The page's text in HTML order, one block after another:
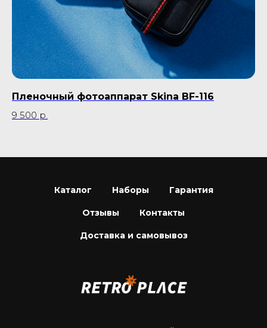
Пленочный фотоаппарат Skina BF-116
9 500 р.
Каталог Наборы Гарантия
Отзывы Контакты
Доставка и самовывоз